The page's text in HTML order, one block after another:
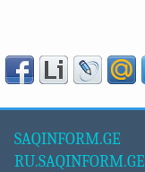
SAQINFORM.GE
RU.SAQINFORM.GE